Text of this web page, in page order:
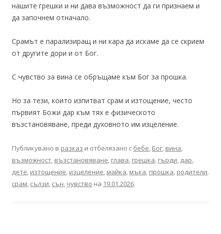
нашите грешки и ни дава възможност да ги признаем и
да започнем отначало.
Срамът е парализиращ и ни кара да искаме да се скрием
от другите дори и от Бог.
С чувство за вина се обръщаме към Бог за прошка.
Но за тези, които изпитват срам и изтощение, често
първият Божи дар към тях е физическото
възстановяване, преди духовното им изцеление.
Публикувано в разказ и отбелязано с бебе, Бог, вина,
възможност, възстановяване, глава, грешка, гърди, дар,
дете, изтощение, изцеление, майка, мъка, прошка, родители,
срам, сълзи, сън, чувство на 19.01.2026.